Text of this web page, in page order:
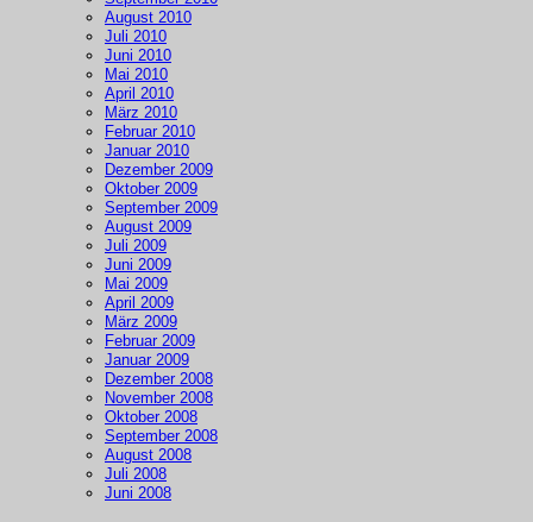
August 2010
Juli 2010
Juni 2010
Mai 2010
April 2010
März 2010
Februar 2010
Januar 2010
Dezember 2009
Oktober 2009
September 2009
August 2009
Juli 2009
Juni 2009
Mai 2009
April 2009
März 2009
Februar 2009
Januar 2009
Dezember 2008
November 2008
Oktober 2008
September 2008
August 2008
Juli 2008
Juni 2008